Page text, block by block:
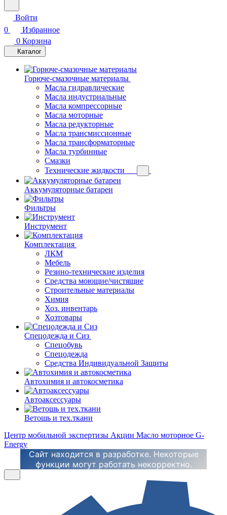
Войти
0
Избранное
0 Корзина
Каталог
Горюче-смазочные материалы
Масла гидравлические
Масла индустриальные
Масла компрессорные
Масла моторные
Масла редукторные
Масла трансмиссионные
Масла трансформаторные
Масла турбинные
Смазки
Технические жидкости
Аккумуляторные батареи
Фильтры
Инструмент
Комплектация
ЛКМ
Мебель
Резино-технические изделия
Средства моющие/чистящие
Строительные материалы
Химия
Хоз. инвентарь
Хозтовары
Спецодежда и Сиз
Спецобувь
Спецодежда
Средства Индивидуальной Защиты
Автохимия и автокосметика
Автоаксессуары
Ветошь и тех.ткани
Центр мобильной экспертизы Акции Масло моторное G-
Energy
Сайт находится в разработке. Некоторые
функции могут работать некорректно.